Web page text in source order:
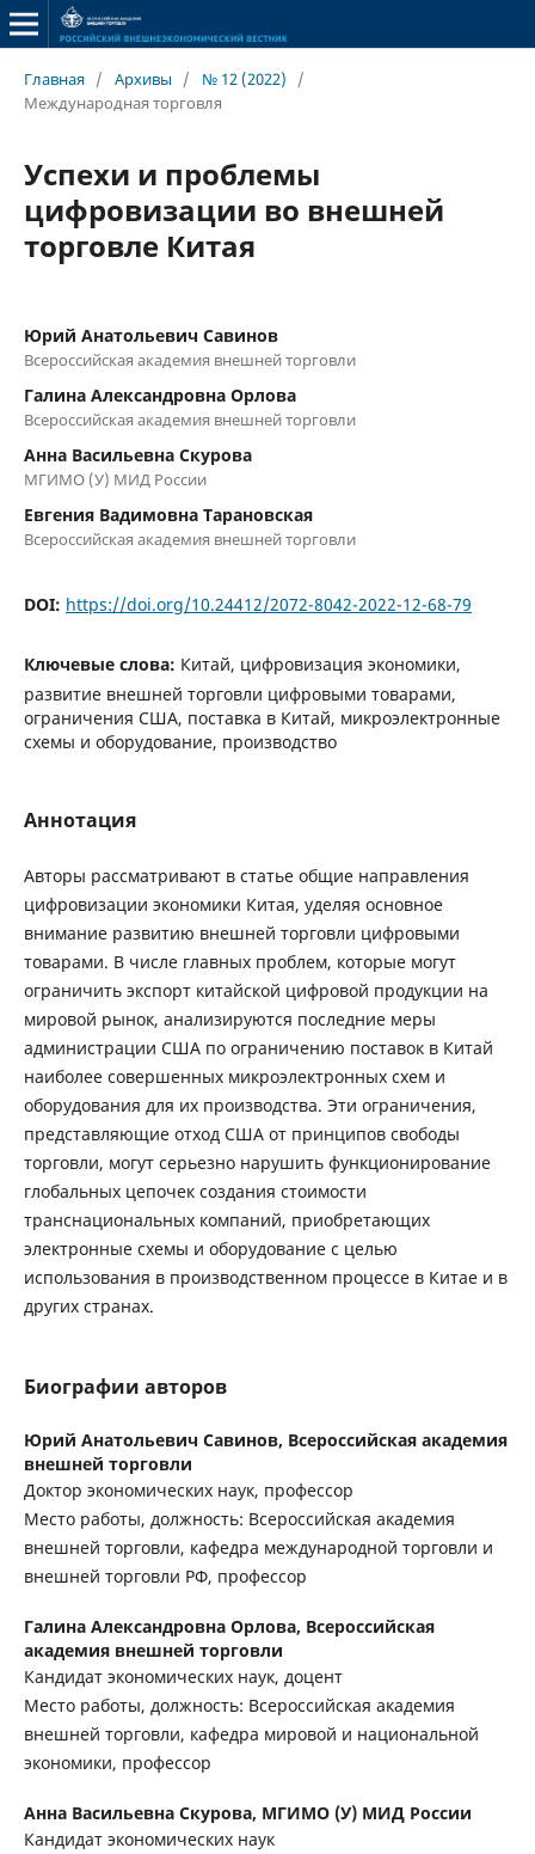
Главная / Архивы / № 12 (2022)
/
Международная торговля
Успехи и проблемы
цифровизации во внешней
торговле Китая
Юрий Анатольевич Савинов
Всероссийская академия внешней торговли
Галина Александровна Орлова
Всероссийская академия внешней торговли
Анна Васильевна Скурова
МГИМО (У) МИД России
Евгения Вадимовна Тарановская
Всероссийская академия внешней торговли
DOI: https://doi.org/10.24412/2072-8042-2022-12-68-79
Ключевые слова: Китай, цифровизация экономики,
развитие внешней торговли цифровыми товарами,
ограничения США, поставка в Китай, микроэлектронные
схемы и оборудование, производство
Аннотация
Авторы рассматривают в статье общие направления
цифровизации экономики Китая, уделяя основное
внимание развитию внешней торговли цифровыми
товарами. В числе главных проблем, которые могут
ограничить экспорт китайской цифровой продукции на
мировой рынок, анализируются последние меры
администрации США по ограничению поставок в Китай
наиболее совершенных микроэлектронных схем и
оборудования для их производства. Эти ограничения,
представляющие отход США от принципов свободы
торговли, могут серьезно нарушить функционирование
глобальных цепочек создания стоимости
транснациональных компаний, приобретающих
электронные схемы и оборудование с целью
использования в производственном процессе в Китае и в
других странах.
Биографии авторов
Юрий Анатольевич Савинов, Всероссийская академия
внешней торговли
Доктор экономических наук, профессор
Место работы, должность: Всероссийская академия
внешней торговли, кафедра международной торговли и
внешней торговли РФ, профессор
Галина Александровна Орлова, Всероссийская
академия внешней торговли
Кандидат экономических наук, доцент
Место работы, должность: Всероссийская академия
внешней торговли, кафедра мировой и национальной
экономики, профессор
Анна Васильевна Скурова, МГИМО (У) МИД России
Кандидат экономических наук